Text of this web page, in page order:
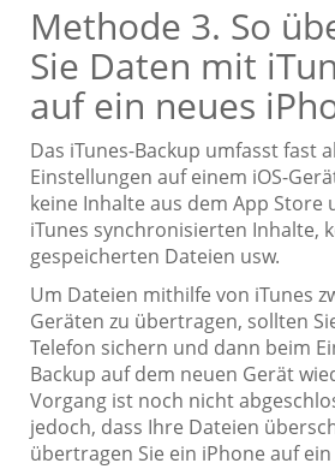
Methode 3. So
Sie Daten mit
auf ein neues
Das iTunes-Backup umfasst fast
Einstellungen auf einem iOS-
keine Inhalte aus dem App Store
iTunes synchronisierten Inhalte,
gespeicherten Dateien usw.
Um Dateien mithilfe von iTunes
Geräten zu übertragen, sollten
Telefon sichern und dann beim
Backup auf dem neuen Gerät
Vorgang ist noch nicht
jedoch, dass Ihre Dateien
übertragen Sie ein iPhone auf